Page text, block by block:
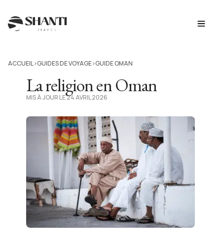
ACCUEIL>GUIDES DE VOYAGE>GUIDE OMAN
La religion en Oman
MIS À JOUR LE 24 AVRIL 2026